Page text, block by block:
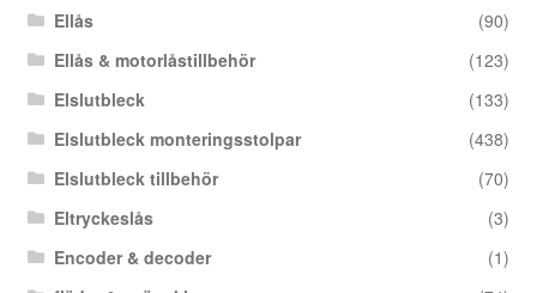
Ellås
(90)
Ellås & motorlåstillbehör
(123)
Elslutbleck
(133)
Elslutbleck monteringsstolpar
(438)
Elslutbleck tillbehör
(70)
Eltryckeslås
(3)
Encoder & decoder
(1)